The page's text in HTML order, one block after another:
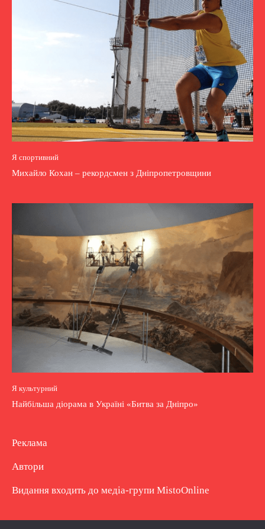
Я спортивний
Михайло Кохан – рекордсмен з Дніпропетровщини
Я культурний
Найбільша діорама в Україні «Битва за Дніпро»
Реклама
Автори
Видання входить до медіа-групи MistoOnline